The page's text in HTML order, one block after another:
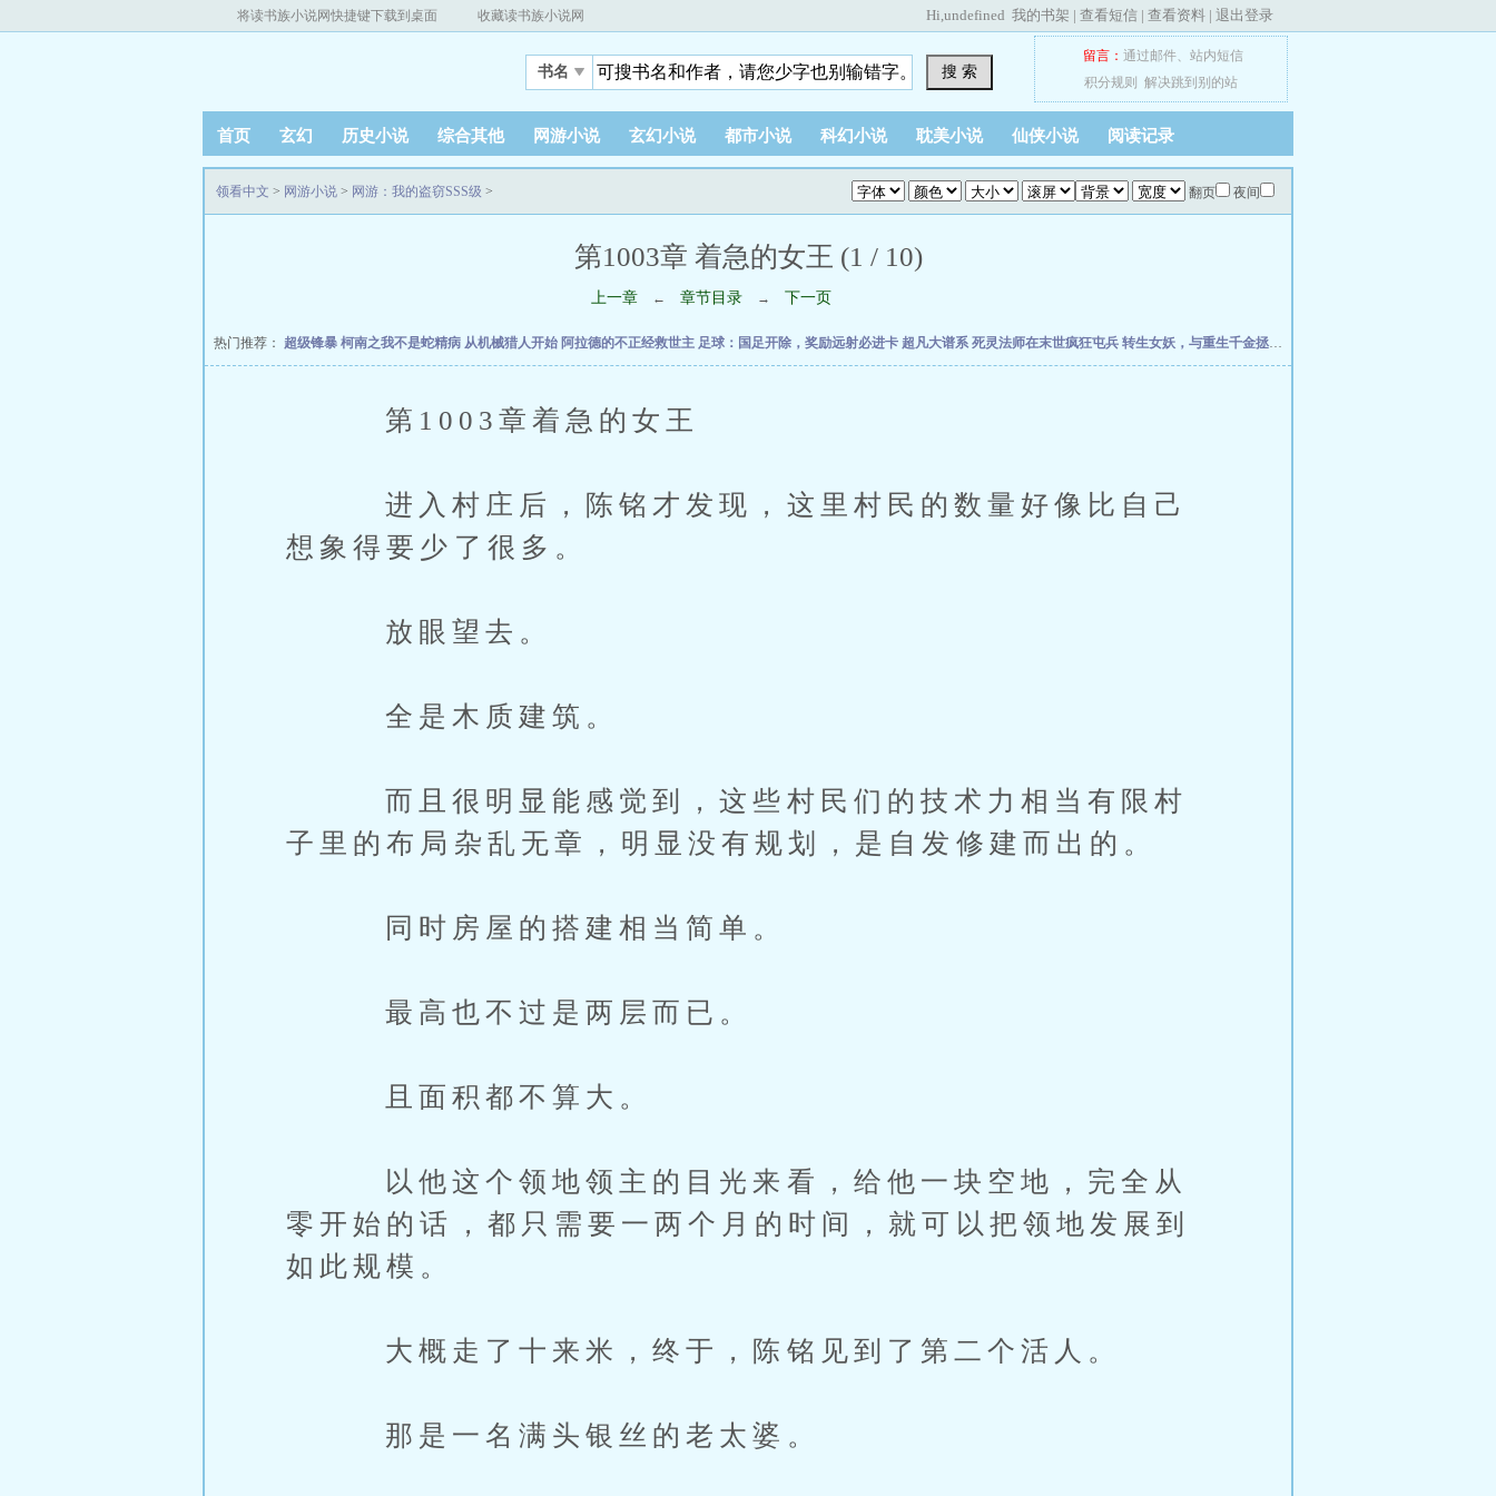
将读书族小说网快捷键下载到桌面 收藏读书族小说网 Hi,undefined 我的书架 | 查看短信 | 查看资料 | 退出登录
书名 搜 索
留言： 通过邮件、 站内短信
积分规则
解决跳到别的站
首页 玄幻 历史小说 综合其他 网游小说 玄幻小说 都市小说 科幻小说 耽美小说 仙侠小说 阅读记录
翻页 夜间
领看中文 > 网游小说 > 网游：我的盗窃SSS级 >
第1003章 着急的女王 (1 / 10)
上一章 ← 章节目录 → 下一页
热门推荐： 超级锋暴 柯南之我不是蛇精病 从机械猎人开始 阿拉德的不正经救世主 足球：国足开除，奖励远射必进卡 超凡大谱系 死灵法师在末世疯狂屯兵 转生女妖，与重生千金拯救世界
第1003章着急的女王
进入村庄后，陈铭才发现，这里村民的数量好像比自己
想象得要少了很多。
放眼望去。
全是木质建筑。
而且很明显能感觉到，这些村民们的技术力相当有限村
子里的布局杂乱无章，明显没有规划，是自发修建而出的。
同时房屋的搭建相当简单。
最高也不过是两层而已。
且面积都不算大。
以他这个领地领主的目光来看，给他一块空地，完全从
零开始的话，都只需要一两个月的时间，就可以把领地发展到
如此规模。
大概走了十来米，终于，陈铭见到了第二个活人。
那是一名满头银丝的老太婆。